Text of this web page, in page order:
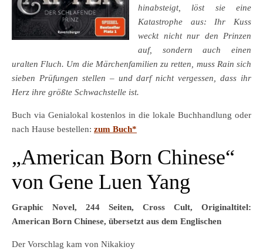
hinabsteigt, löst sie eine
Katastrophe aus: Ihr Kuss
weckt nicht nur den Prinzen
auf, sondern auch einen
uralten Fluch. Um die Märchenfamilien zu retten, muss Rain sich
sieben Prüfungen stellen – und darf nicht vergessen, dass ihr
Herz ihre größte Schwachstelle ist.
Buch via Genialokal kostenlos in die lokale Buchhandlung oder
nach Hause bestellen: zum Buch*
„American Born Chinese“
von Gene Luen Yang
Graphic Novel, 244 Seiten, Cross Cult, Originaltitel:
American Born Chinese, übersetzt aus dem Englischen
Der Vorschlag kam von Nikakioy